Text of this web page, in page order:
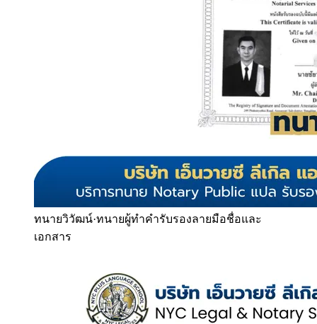
ทนายวิวัฒน์·ทนายผู้ทำคำรับรองลายมือชื่อและ
เอกสาร